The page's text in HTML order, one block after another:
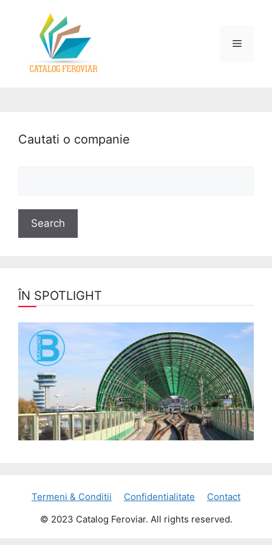
Cautati o companie
ÎN SPOTLIGHT
Termeni & Conditii Confidentialitate
Contact
© 2023 Catalog Feroviar. All rights reserved.